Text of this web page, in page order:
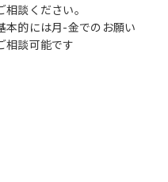
談ください。
的には月-金でのお願い